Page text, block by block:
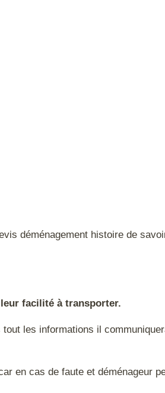
déménagement histoire de
facilité à transporter.
les informations il
en cas de faute et déménageur